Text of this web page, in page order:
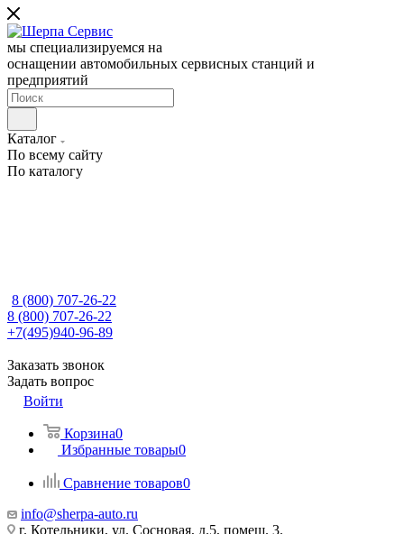
мы специализируемся на
оснащении автомобильных сервисных станций и
предприятий
Каталог
По всему сайту
По каталогу
8 (800) 707-26-22
8 (800) 707-26-22
+7(495)940-96-89
Заказать звонок
Задать вопрос
Войти
Корзина0
Избранные товары0
Сравнение товаров0
info@sherpa-auto.ru
г. Котельники, ул. Сосновая, д.5, помещ. 3.